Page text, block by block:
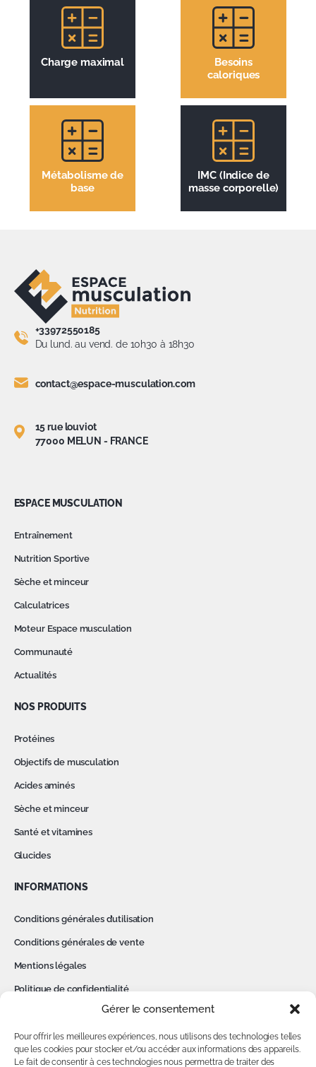
Gérer le consentement
Pour offrir les meilleures expériences, nous utilisons des technologies telles
que les cookies pour stocker et/ou accéder aux informations des appareils.
Le fait de consentir à ces technologies nous permettra de traiter des
Charge maximal
Besoins
caloriques
Métabolisme de
base
IMC (Indice de
masse corporelle)
+33972550185
Du lund. au vend. de 10h30 à 18h30
contact@espace-musculation.com
15 rue louviot
77000 MELUN - FRANCE
ESPACE MUSCULATION
Entraînement
Nutrition Sportive
Sèche et minceur
Calculatrices
Moteur Espace musculation
Communauté
Actualités
NOS PRODUITS
Protéines
Objectifs de musculation
Acides aminés
Sèche et minceur
Santé et vitamines
Glucides
INFORMATIONS
Conditions générales d’utilisation
Conditions générales de vente
Mentions légales
Politique de confidentialité
Contact